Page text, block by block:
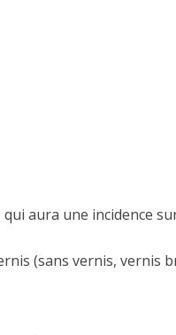
aura une incidence
(sans vernis, vernis